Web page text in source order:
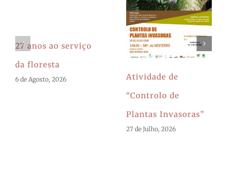
27 anos ao serviço
da floresta
6 de Agosto, 2026
Atividade de
“Controlo de
Plantas Invasoras”
27 de Julho, 2026